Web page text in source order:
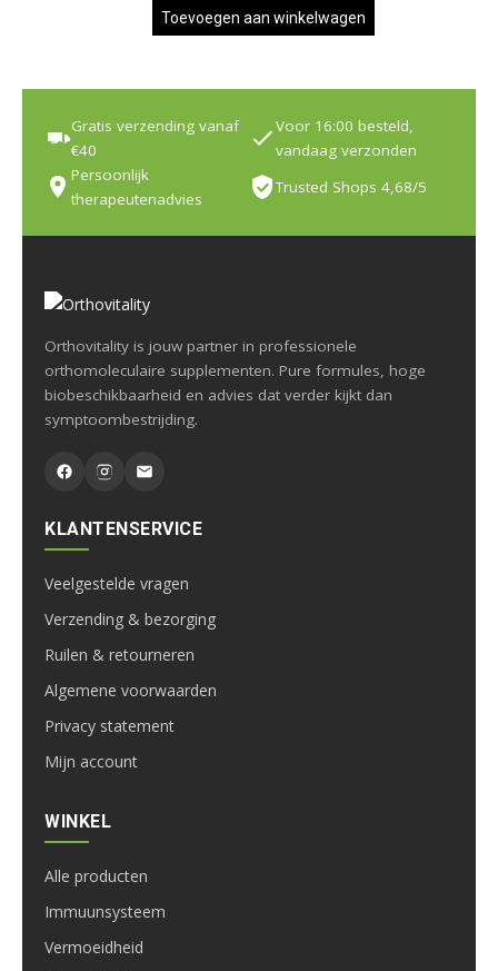
Toevoegen aan winkelwagen
Gratis verzending vanaf
€40
Voor 16:00 besteld,
vandaag verzonden
Persoonlijk
therapeutenadvies
Trusted Shops 4,68/5
Orthovitality is jouw partner in professionele
orthomoleculaire supplementen. Pure formules, hoge
biobeschikbaarheid en advies dat verder kijkt dan
symptoombestrijding.
KLANTENSERVICE
Veelgestelde vragen
Verzending & bezorging
Ruilen & retourneren
Algemene voorwaarden
Privacy statement
Mijn account
WINKEL
Alle producten
Immuunsysteem
Vermoeidheid